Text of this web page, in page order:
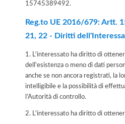
15745389492.
Reg.to UE 2016/679: Artt.
21, 22 - Diritti
1. L'interessato ha diritto di
dell'esistenza o meno di dati
anche se non ancora registrati, la
intelligibile e la possibilità di
l’Autorità di controllo.
2. L'interessato ha diritto di